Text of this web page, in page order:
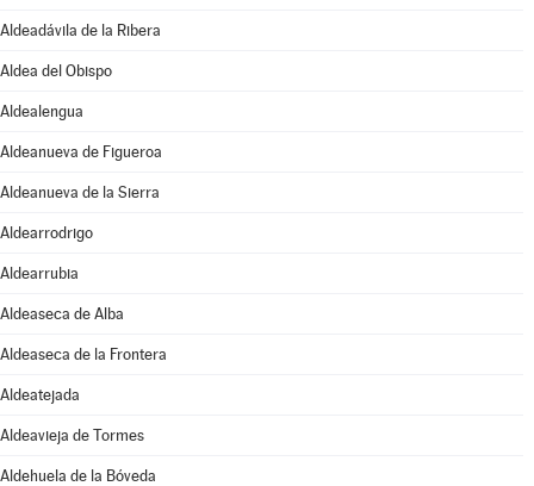
Aldeadávila de la Ribera
Aldea del Obispo
Aldealengua
Aldeanueva de Figueroa
Aldeanueva de la Sierra
Aldearrodrigo
Aldearrubia
Aldeaseca de Alba
Aldeaseca de la Frontera
Aldeatejada
Aldeavieja de Tormes
Aldehuela de la Bóveda